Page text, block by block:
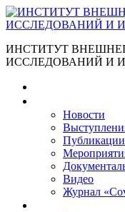
ИНСТИТУТ
ИССЛЕДОВАНИЙ И
Новости
Публикации
Видео
Журнал